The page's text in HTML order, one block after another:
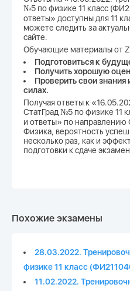
№5 по физике 11 класс
ответы» доступны для 11
можете следить за
сайте.
Обучающие материалы от
Подготовиться к
Получить хорошую
Проверить свои
силах.
Получая ответы к
СтатГрад №5 по физике 11
и ответы» по направлению
Физика, вероятность
несколько раз, как и
подготовки к сдаче
Похожие экзамены
28.03.2022.
физике 11 класс
11.02.2022.